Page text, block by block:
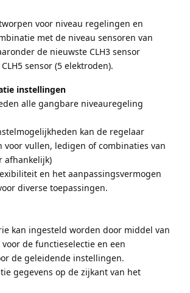
voor niveau regelingen en
met de niveau sensoren van
de nieuwste CLH3 sensor
sensor (5 elektroden).
instellingen
alle gangbare niveauregeling
kan de regelaar
voor vullen, ledigen of combinaties van
afhankelijk)
en het aanpassingsvermogen
diverse toepassingen.
kan ingesteld worden door middel van
de functieselectie en een
de geleidende instellingen.
gegevens op de zijkant van het